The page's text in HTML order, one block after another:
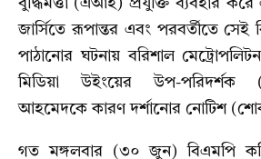
বুদ্ধিমত্তা (এআই) প্রযুক্তি ব্যবহার করে
জার্সিতে রূপান্তর এবং পরবর্তীতে সেই
পাঠানোর ঘটনায় বরিশাল
মিডিয়া উইংয়ের উপ-
আহমেদকে কারণ দর্শানোর নোটিশ
গত মঙ্গলবার (৩০ জুন) বিএমপি